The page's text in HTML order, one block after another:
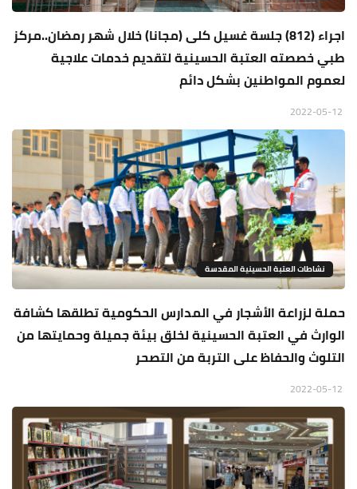
اجراء (812) جلسة غسيل كلى (مجانا) خلال شهر رمضان..مركز
طبي خصصته العتبة الحسينية لتقديم خدمات علاجية
لعموم المواطنين بشكل دائم
نشاطات العتبة الحسينية المقدسة
حملة لزراعة الأشجار في المدارس الحكومية تطلقها كشافة
الوارث في العتبة الحسينية لخلق بيئة جميلة وحمايتها من
التلوث والحفاظ على التربة من التصحر